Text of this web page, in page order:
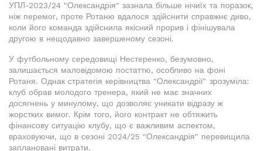
УПЛ-2023/24 "Олександрія" зазнала більше нічиїх та поразок,
ніж перемог, проте Ротаню вдалося здійснити справжнє диво,
коли його команда здійснила якісний прорив і фінішувала
другою в нещодавно завершеному сезоні.
У футбольному середовищі Нестеренко, безумовно,
залишається маловідомою постаттю, особливо на фоні
Ротаня. Однак стратегія керівництва "Олександрії" зрозуміла:
клуб обрав молодого тренера, який не має значних
досягнень у минулому, що дозволяє уникати відразу ж
жорстких вимог. Крім того, його контракт не обтяжить
фінансову ситуацію клубу, що є важливим аспектом,
враховуючи, що в сезоні 2024/25 "Олександрія" перевищила
заплановані витрати.